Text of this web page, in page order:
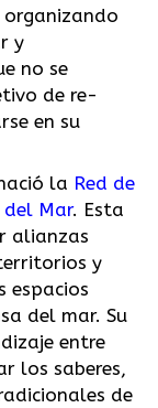
organizando
y
no se
de re-
en su
la Red de
del Mar. Esta
alianzas
y
espacios
del mar. Su
entre
los saberes,
de